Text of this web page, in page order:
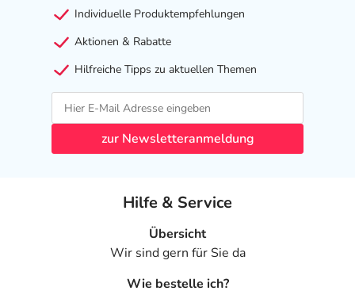
Individuelle Produktempfehlungen
Aktionen & Rabatte
Hilfreiche Tipps zu aktuellen Themen
zur Newsletteranmeldung
Hilfe & Service
Übersicht
Wir sind gern für Sie da
Wie bestelle ich?